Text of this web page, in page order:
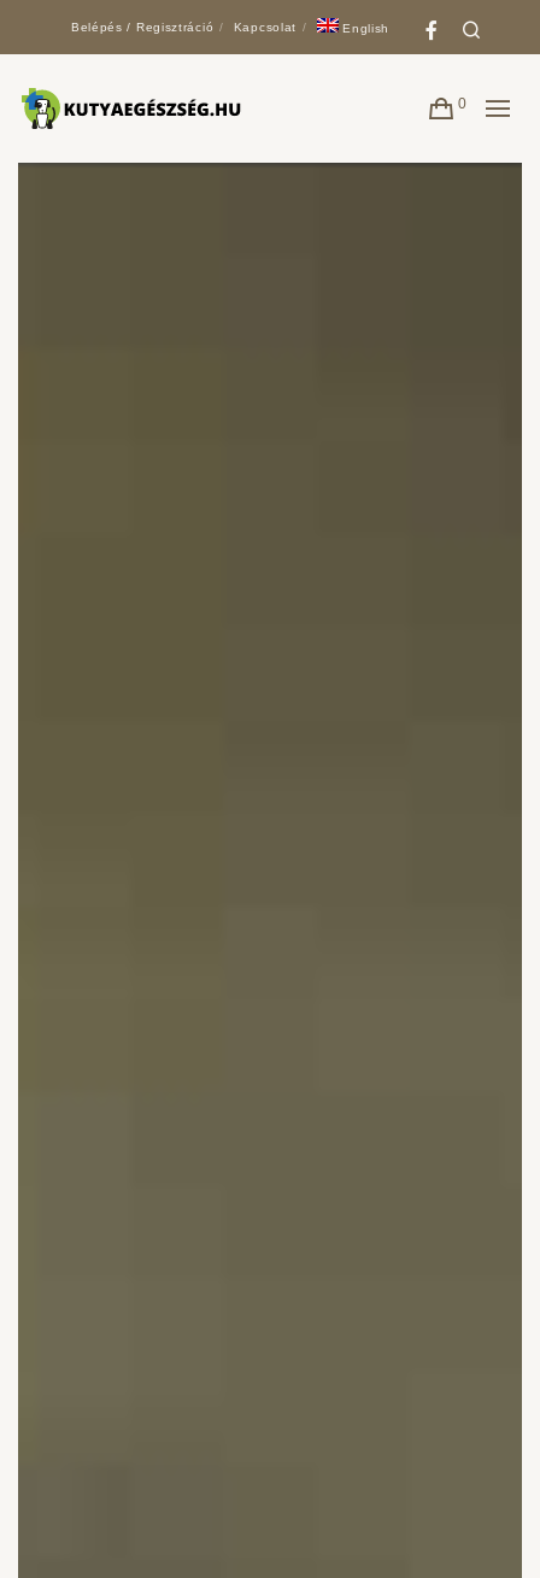
Belépés / Regisztráció Kapcsolat English
0